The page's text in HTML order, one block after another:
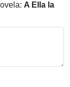
A Ella la